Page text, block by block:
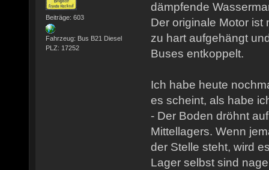
Beiträge: 603
Fahrzeug: Bus B21 Diesel
PLZ: 17252
dämpfende
Der originale Motor ist
zu hart aufgehängt
Buses entkoppelt.
Ich habe heute
es scheint, als habe
- Der Boden dröhnt
Mittellagers. Wenn
der Stelle steht, wird
Lager selbst sind